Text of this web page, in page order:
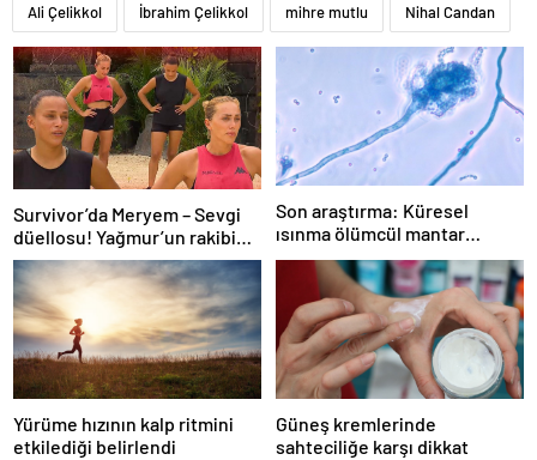
Ali Çelikkol İbrahim Çelikkol mihre mutlu Nihal Candan
Survivor’da Meryem – Sevgi
düellosu! Yağmur’un rakibi
belli oldu
Son araştırma: Küresel
ısınma ölümcül mantar
hastalığını yayabilir
Yürüme hızının kalp ritmini
etkilediği belirlendi
Güneş kremlerinde
sahteciliğe karşı dikkat